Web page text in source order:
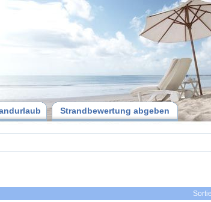
Strandbewertung abgeben